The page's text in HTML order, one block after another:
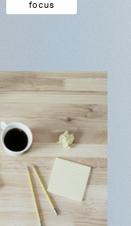
focus